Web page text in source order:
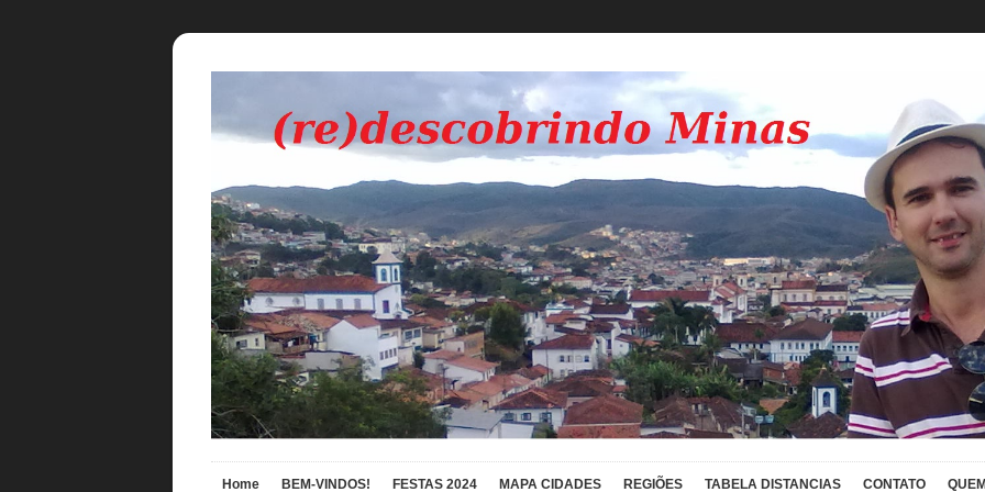
Home BEM-VINDOS! FESTAS 2024 MAPA CIDADES REGIÕES TABELA DISTANCIAS CONTATO